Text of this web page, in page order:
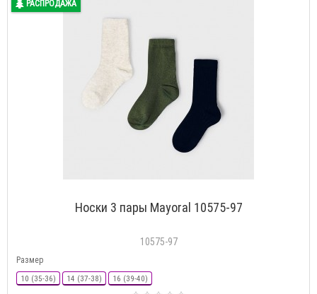
РАСПРОДАЖА
Носки 3 пары Mayoral 10575-97
10575-97
Размер
10 (35-36) 14 (37-38) 16 (39-40)